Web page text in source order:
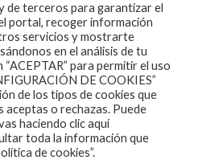
de terceros para garantizar el
portal, recoger información
servicios y mostrarte
en el análisis de tu
para permitir el uso
DE COOKIES”
de los tipos de cookies que
aceptas o rechazas. Puede
haciendo clic aquí
toda la información que
de cookies”.